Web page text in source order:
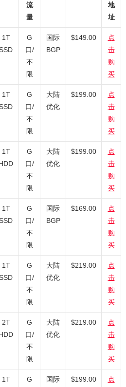
流
量
地
址
1T
G
口/
不
限
国际
BGP
$149.00
点
击
购
买
1T
G
口/
不
限
大陆
优化
$199.00
点
击
购
买
1T
G
口/
不
限
大陆
优化
$199.00
点
击
购
买
1T
G
口/
不
限
国际
BGP
$169.00
点
击
购
买
1T
G
口/
不
限
大陆
优化
$219.00
点
击
购
买
2T
G
口/
不
限
大陆
优化
$219.00
点
击
购
买
1T G 国际 $199.00 点